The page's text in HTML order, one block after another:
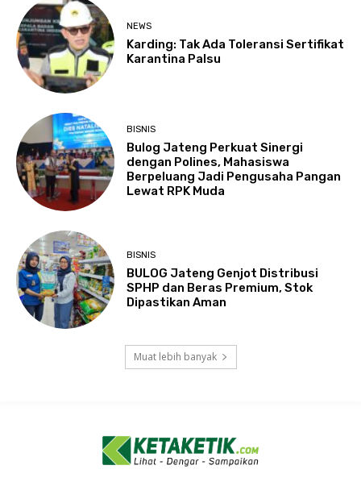
NEWS
Karding: Tak Ada Toleransi Sertifikat
Karantina Palsu
BISNIS
Bulog Jateng Perkuat Sinergi
dengan Polines, Mahasiswa
Berpeluang Jadi Pengusaha Pangan
Lewat RPK Muda
BISNIS
BULOG Jateng Genjot Distribusi
SPHP dan Beras Premium, Stok
Dipastikan Aman
Muat lebih banyak